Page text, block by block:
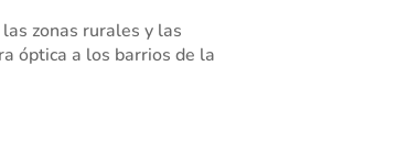
zonas rurales y las
óptica a los barrios de la